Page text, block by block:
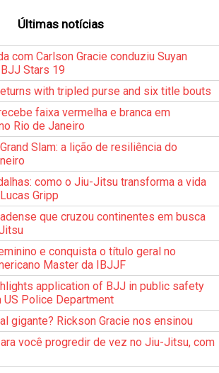
Últimas notícias
com Carlson Gracie conduziu Suyan
Stars 19
with tripled purse and six title bouts
faixa vermelha e branca em
Rio de Janeiro
Slam: a lição de resiliência do
como o Jiu-Jitsu transforma a vida
Gripp
que cruzou continentes em busca
e conquista o título geral no
Master da IBJJF
application of BJJ in public safety
US Police Department
gigante? Rickson Gracie nos ensinou
você progredir de vez no Jiu-Jitsu, com